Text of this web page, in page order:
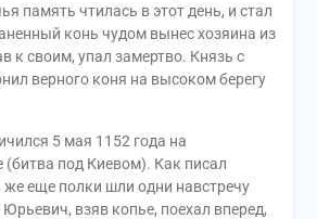
память чтилась в этот день, и стал
конь чудом вынес хозяина из
к своим, упал замертво. Князь с
верного коня на высоком берегу
5 мая 1152 года на
(битва под Киевом). Как писал
же еще полки шли одни навстречу
взяв копье, поехал вперед,